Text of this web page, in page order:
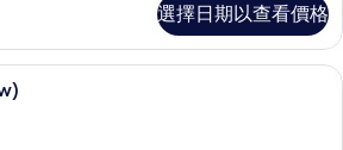
選擇日期以查看價格
書桌、遮光布/窗簾、免費無線上網、